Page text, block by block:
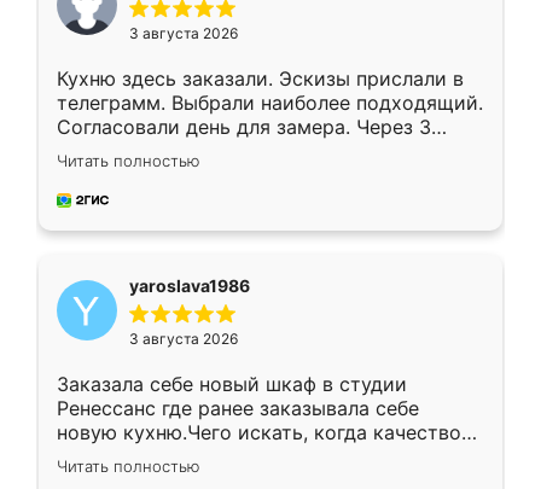
3 августа 2026
Кухню здесь заказали. Эскизы прислали в
телеграмм. Выбрали наиболее подходящий.
Согласовали день для замера. Через 3
недели кухня была уже готова. Остались
довольны работой. Спасибо Ренессанс
мебель за качественную работу!
Читать полностью
yaroslava1986
3 августа 2026
Заказала себе новый шкаф в студии
Ренессанс где ранее заказывала себе
новую кухню.Чего искать, когда качеством
вполне довольна. Служит кухня уже почти
два года, нареканий нет.
Читать полностью